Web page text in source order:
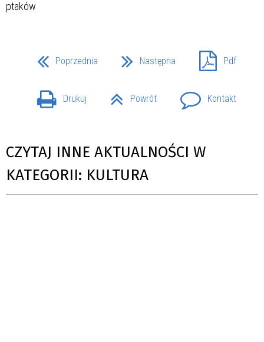
Poprzednia Następna Pdf
Drukuj Powrót Kontakt
CZYTAJ INNE AKTUALNOŚCI W
KATEGORII: KULTURA